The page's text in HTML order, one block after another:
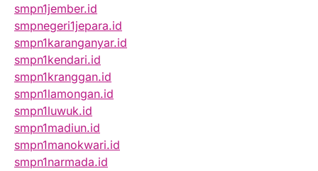
smpn1jember.id
smpnegeri1jepara.id
smpn1karanganyar.id
smpn1kendari.id
smpn1kranggan.id
smpn1lamongan.id
smpn1luwuk.id
smpn1madiun.id
smpn1manokwari.id
smpn1narmada.id